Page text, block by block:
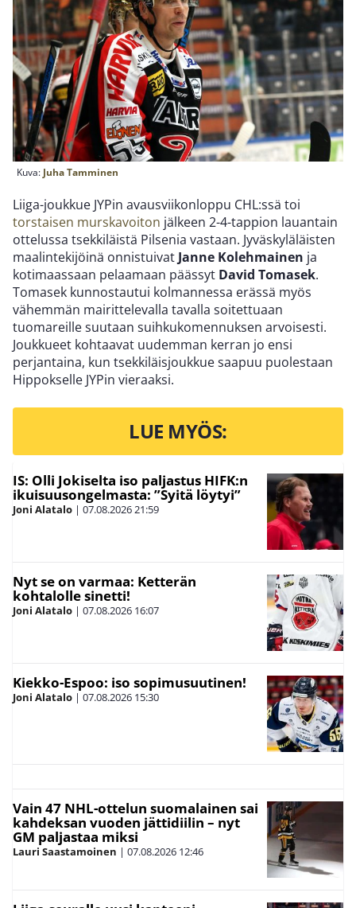
Kuva: Juha Tamminen
Liiga-joukkue JYPin avausviikonloppu CHL:ssä toi
torstaisen murskavoiton jälkeen 2-4-tappion lauantain
ottelussa tsekkiläistä Pilsenia vastaan. Jyväskyläläisten
maalintekijöinä onnistuivat Janne Kolehmainen ja
kotimaassaan pelaamaan päässyt David Tomasek.
Tomasek kunnostautui kolmannessa erässä myös
vähemmän mairittelevalla tavalla soitettuaan
tuomareille suutaan suihkukomennuksen arvoisesti.
Joukkueet kohtaavat uudemman kerran jo ensi
perjantaina, kun tsekkiläisjoukkue saapuu puolestaan
Hippokselle JYPin vieraaksi.
LUE MYÖS:
IS: Olli Jokiselta iso paljastus HIFK:n
ikuisuusongelmasta: ”Syitä löytyi”
Joni Alatalo | 07.08.202621:59
Nyt se on varmaa: Ketterän
kohtalolle sinetti!
Joni Alatalo | 07.08.2026 16:07
Kiekko-Espoo: iso sopimusuutinen!
Joni Alatalo | 07.08.2026 15:30
Vain 47 NHL-ottelun suomalainen sai
kahdeksan vuoden jättidiilin – nyt
GM paljastaa miksi
Lauri Saastamoinen | 07.08.2026 12:46